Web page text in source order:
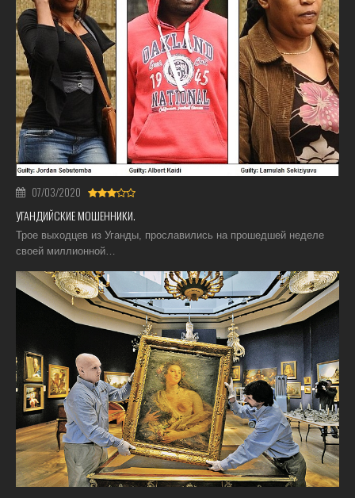
07/03/2020
УГАНДИЙСКИЕ МОШЕННИКИ.
Трое выходцев из Уганды, прославились на прошедшей неделе
своей миллионной…